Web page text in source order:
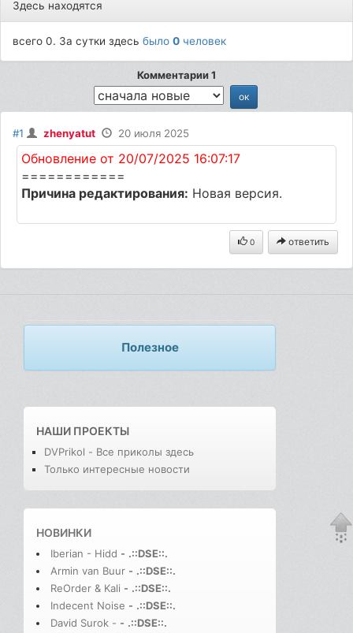
Здесь находятся
всего 0. За сутки здесьбыло0 человек
Комментарии 1
#1 zhenyatut 20 июля 2025
Обновление от 20/07/2025 16:07:17
============
Причина редактирования: Новая версия.
0 ответить
Полезное
НАШИ ПРОЕКТЫ
DVPrikol - Все приколы здесь
Только интересные новости
НОВИНКИ
Iberian - Hidd - .::DSE::.
Armin van Buur - .::DSE::.
ReOrder & Kali - .::DSE::.
Indecent Noise - .::DSE::.
David Surok - - .::DSE::.